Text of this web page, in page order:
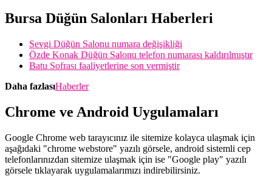
Bursa Düğün Salonları Haberleri
Sevgi Düğün Salonu numara değişikliği
Özde Konak Düğün Salonu telefon numarası kaldırılmıştır
Batu Sofrası faaliyetlerine son vermiştir
Daha fazlasıHaberler
Chrome ve Android Uygulamaları
Google Chrome web tarayıcınız ile sitemize kolayca ulaşmak için
aşağıdaki "chrome webstore" yazılı görsele, android sistemli cep
telefonlarınızdan sitemize ulaşmak için ise "Google play" yazılı
görsele tıklayarak uygulamalarımızı indirebilirsiniz.